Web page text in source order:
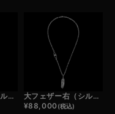
中フェザー右（シルバー）×チェーン(プレーンフープ＋プレーンフック)/ネックレスカスタム
大フェザー右（シルバー）×チェーン(プレーンフープ＋プレーンフック)/ネックレスカスタム
¥88,000(税込)